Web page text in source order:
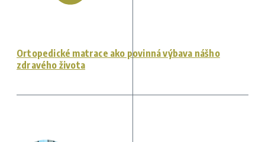
Ortopedické matrace ako povinná výbava nášho
zdravého života